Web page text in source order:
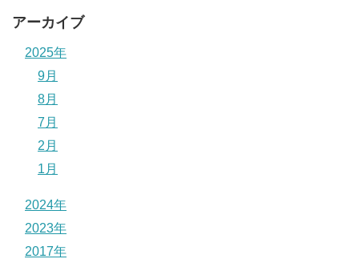
アーカイブ
2025年
9月
8月
7月
2月
1月
2024年
2023年
2017年